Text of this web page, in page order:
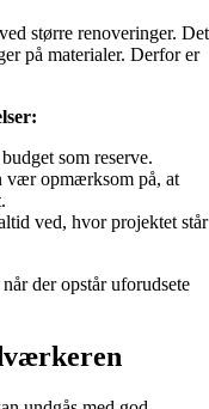
større renoveringer. Det
på materialer. Derfor er
som reserve.
vær opmærksom på, at
ved, hvor projektet står
der opstår uforudsete